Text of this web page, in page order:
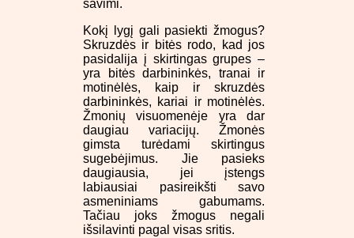
savimi.
Kokį lygį gali pasiekti žmogus?
Skruzdės ir bitės rodo, kad jos
pasidalija į skirtingas grupes –
yra bitės darbininkės, tranai ir
motinėlės, kaip ir skruzdės
darbininkės, kariai ir motinėlės.
Žmonių visuomenėje yra dar
daugiau variacijų. Žmonės
gimsta turėdami skirtingus
sugebėjimus. Jie pasieks
daugiausia, jei įstengs
labiausiai pasireikšti savo
asmeniniams gabumams.
Tačiau joks žmogus negali
išsilavinti pagal visas sritis.